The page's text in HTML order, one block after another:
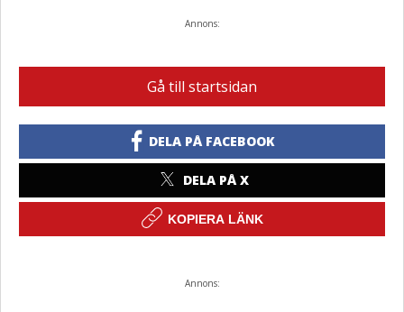
Annons:
Gå till startsidan
DELA PÅ FACEBOOK
DELA PÅ X
KOPIERA LÄNK
Annons: